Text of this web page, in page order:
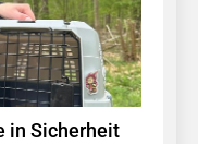
in Sicherheit